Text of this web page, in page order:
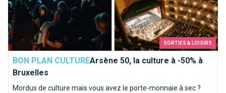
SORTIES & LOISIRS
BON PLAN CULTUREArsène 50, la culture à -50% à
Bruxelles
Mordus de culture mais vous avez le porte-monnaie à sec ?